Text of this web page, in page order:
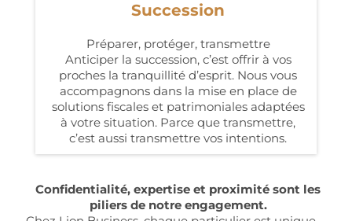
Succession
Préparer, protéger, transmettre
Anticiper la succession, c’est offrir à vos
proches la tranquillité d’esprit. Nous vous
accompagnons dans la mise en place de
solutions fiscales et patrimoniales adaptées
à votre situation. Parce que transmettre,
c’est aussi transmettre vos intentions.
Confidentialité, expertise et proximité sont les
piliers de notre engagement.